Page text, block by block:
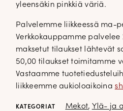
yleensäkin pinkkiä väriä.
Palvelemme liikkeessä ma-pe
Verkkokauppamme palvelee
maksetut tilaukset lähtevät
50,00 tilaukset toimitamme
Vastaamme
liikkeemme aukioloaikoina
KATEGORIAT Mekot, Ylä- ja